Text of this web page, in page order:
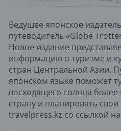
Ведущее японское
путеводитель «Globe
Новое издание
информацию о туризме и
стран Центральной Азии.
японском языке поможет
восходящего солнца
страну и планировать
travelpress.kz со ссылкой